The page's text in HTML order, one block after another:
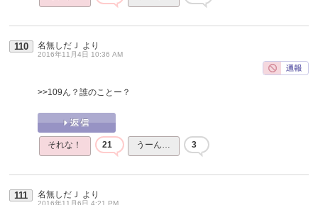
110 名無しだＪ より
2016年11月4日 10:36 AM
>>109ん？誰のことー？
それな！ 21 うーん… 3
111 名無しだＪ より
2016年11月6日 4:21 PM